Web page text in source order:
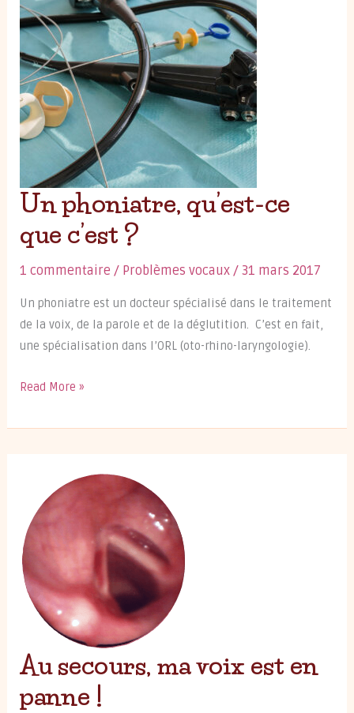
Un phoniatre, qu’est-ce
que c’est ?
1 commentaire / Problèmes vocaux /31 mars 2017
Un phoniatre est un docteur spécialisé dans le traitement
de la voix, de la parole et de la déglutition. C’est en fait,
une spécialisation dans l’ORL (oto-rhino-laryngologie).
Un
qu’est-
Read More »
Au secours, ma voix est en
panne !